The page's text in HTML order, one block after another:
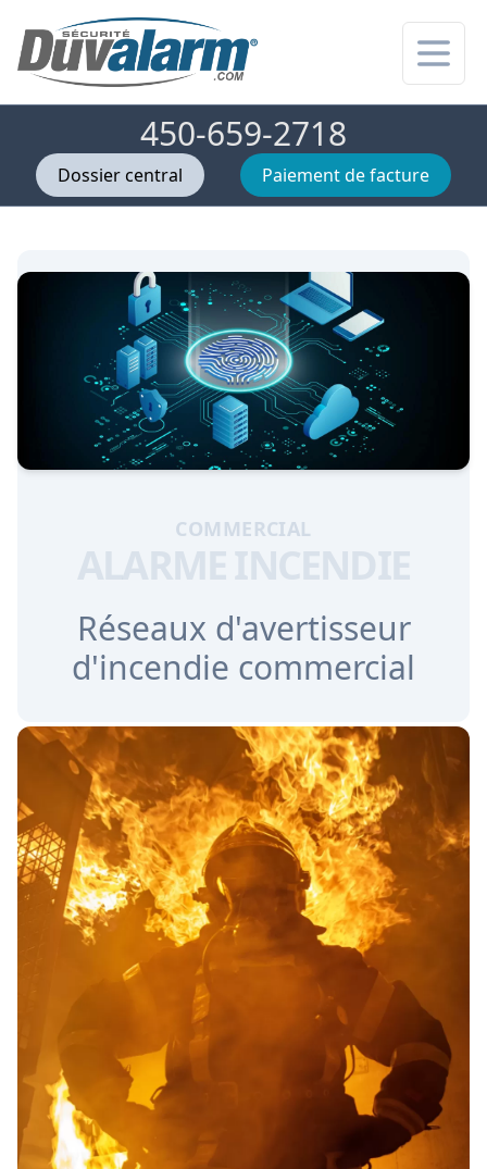
450-659-2718
Dossier central Paiement de facture
COMMERCIAL
ALARME INCENDIE
Réseaux d'avertisseur
d'incendie commercial